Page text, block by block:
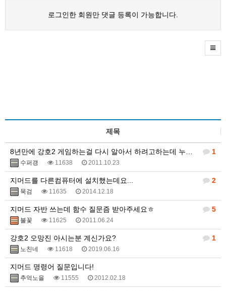
로그인한 회원만 댓글 등록이 가능합니다.
제목
1
8년만에 강호2 게임하는걸 다시 알아서 하려고하는데 누가 지머드 사용법좀 알려주세요
수퍼갱 11638 2011.10.23
2
지머드를 다른컴퓨터에 설치했는데요...
묵검 11635 2014.12.18
5
지머드 자반 쓰는데 함수 질문즘 받아주세요ㅎ
불꽃 11625 2011.06.24
1
강호2 오망진 아시는분 계신가요?
노친네 11618 2019.06.16
지머드 명령어 질문입니다!
추억노을 11555 2012.02.18